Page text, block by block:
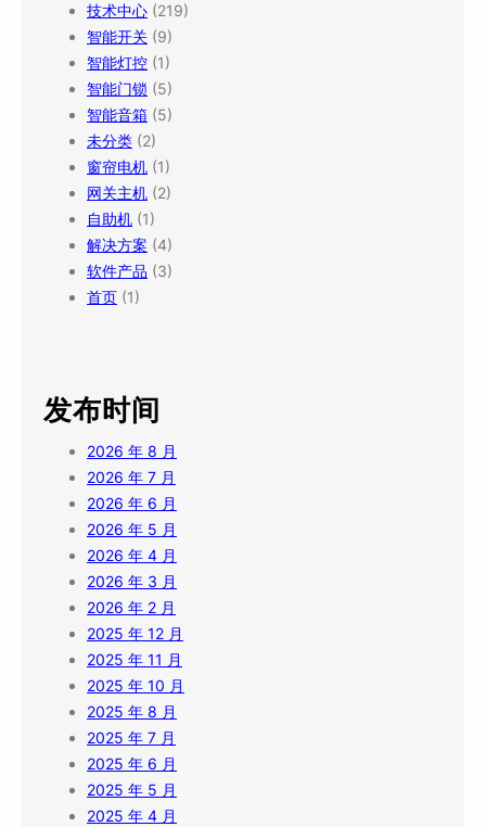
技术中心 (219)
智能开关 (9)
智能灯控 (1)
智能门锁 (5)
智能音箱 (5)
未分类 (2)
窗帘电机 (1)
网关主机 (2)
自助机 (1)
解决方案 (4)
软件产品 (3)
首页 (1)
发布时间
2026 年 8 月
2026 年 7 月
2026 年 6 月
2026 年 5 月
2026 年 4 月
2026 年 3 月
2026 年 2 月
2025 年 12 月
2025 年 11 月
2025 年 10 月
2025 年 8 月
2025 年 7 月
2025 年 6 月
2025 年 5 月
2025 年 4 月